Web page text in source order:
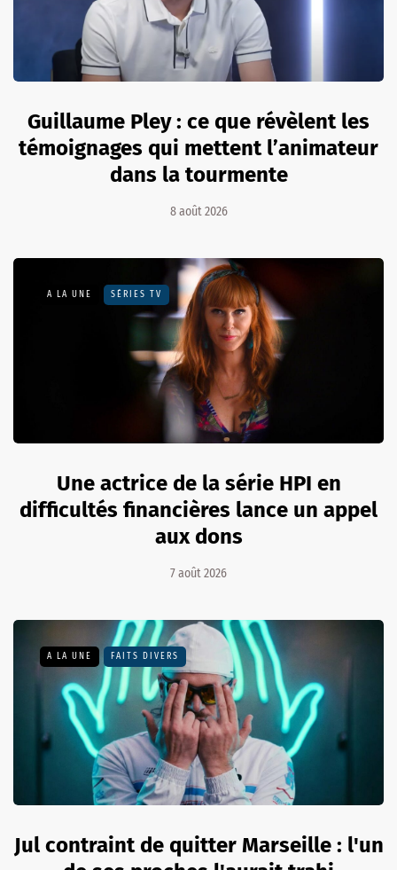
Guillaume Pley : ce que révèlent les
témoignages qui mettent l’animateur
dans la tourmente
8 août 2026
A LA UNE SÉRIES TV
Une actrice de la série HPI en
difficultés financières lance un appel
aux dons
7 août 2026
A LA UNE FAITS DIVERS
Jul contraint de quitter Marseille : l'un